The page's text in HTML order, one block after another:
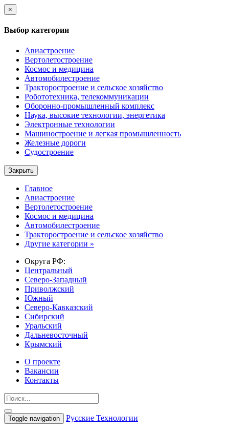
×
Выбор категории
Авиастроение
Вертолетостроение
Космос и медицина
Автомобилестроение
Тракторостроение и сельское хозяйство
Робототехника, телекоммуникации
Оборонно-промышленный комплекс
Наука, высокие технологии, энергетика
Электронные технологии
Машиностроение и легкая промышленность
Железные дороги
Судостроение
Закрыть
Главное
Авиастроение
Вертолетостроение
Космос и медицина
Автомобилестроение
Тракторостроение и сельское хозяйство
Другие категории »
Округа РФ:
Центральный
Северо-Западный
Приволжский
Южный
Северо-Кавказский
Сибирский
Уральский
Дальневосточный
Крымский
О проекте
Вакансии
Контакты
Toggle navigation Русские Технологии